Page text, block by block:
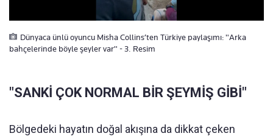
Dünyaca ünlü oyuncu Misha Collins’ten Türkiye paylaşımı: "Arka
bahçelerinde böyle şeyler var" - 3. Resim
"SANKİ ÇOK NORMAL BİR ŞEYMİŞ GİBİ"
Bölgedeki hayatın doğal akışına da dikkat çeken